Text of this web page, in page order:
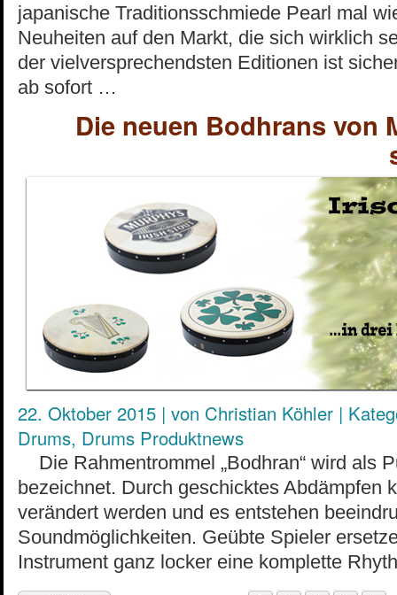
japanische Traditionsschmiede Pearl mal
Neuheiten auf den Markt, die sich wirklich
der vielversprechendsten Editionen ist
ab sofort …
Die neuen Bodhrans von
22. Oktober 2015 | von Christian Köhler |
Drums, Drums Produktnews
Die Rahmentrommel „Bodhran“ wird als
bezeichnet. Durch geschicktes Abdämpfen
verändert werden und es entstehen
Soundmöglichkeiten. Geübte Spieler
Instrument ganz locker eine komplette